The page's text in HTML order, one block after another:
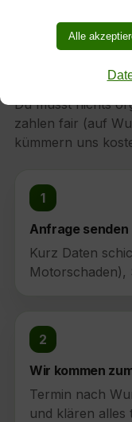
So läuft die
Du musst nichts
zahlen fair (auf
kümmern uns
1
Anfrage senden
Kurz Daten
Motorschaden),
2
Wir kommen
Termin nach
und klären alles
Alle